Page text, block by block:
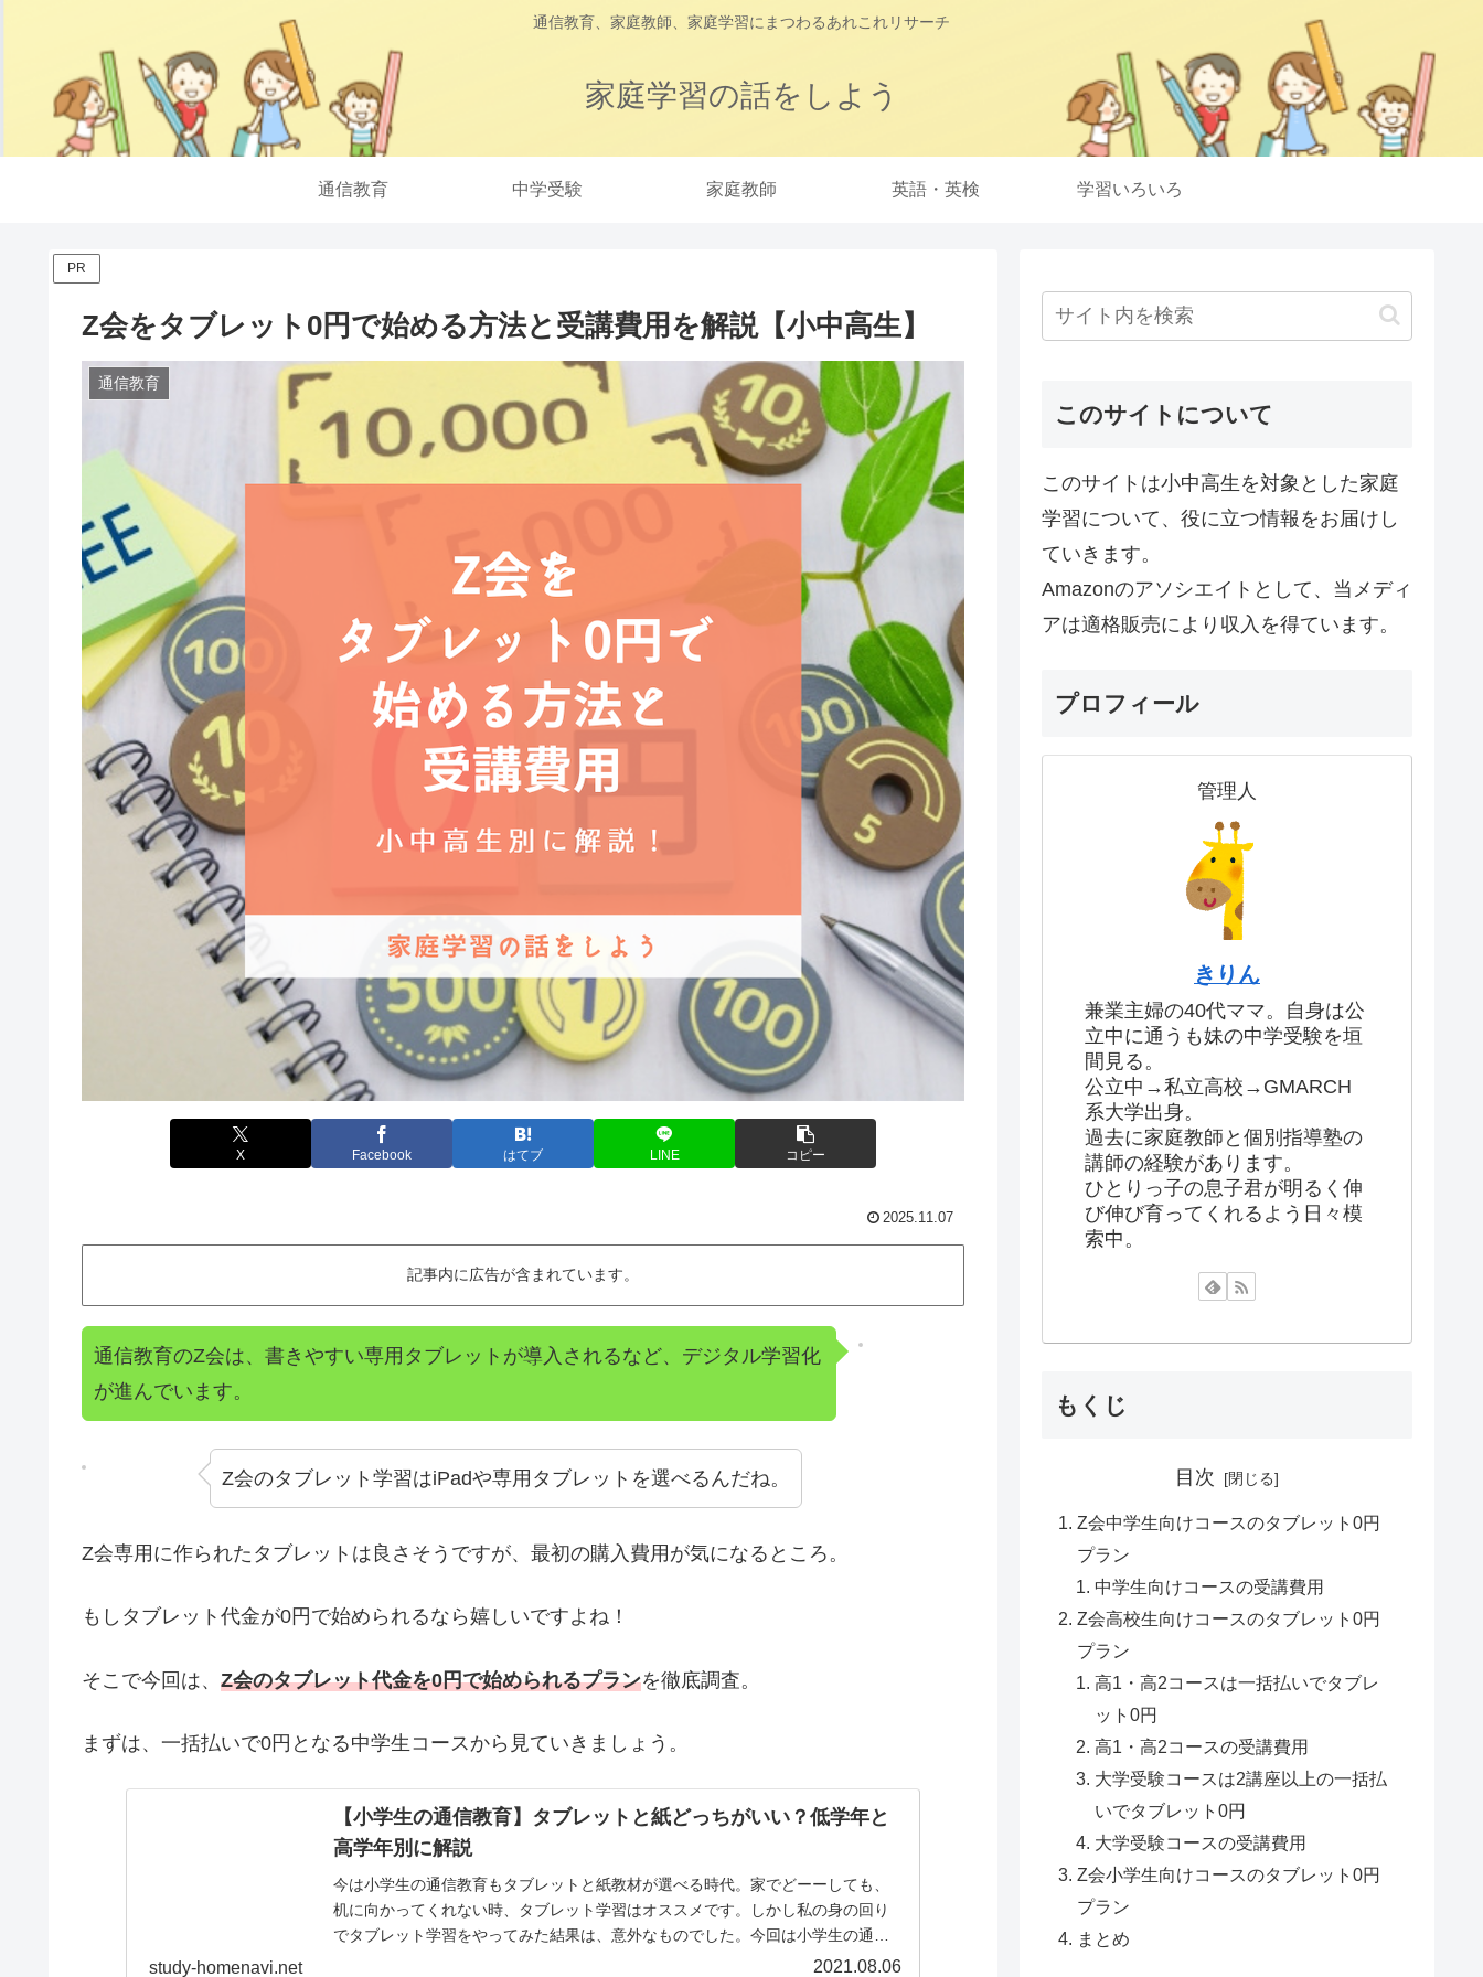
通信教育、家庭教師、家庭学習にまつわるあれこれリサーチ
家庭学習の話をしよう
通信教育 中学受験 家庭教師 英語・英検 学習いろいろ
PR
Z会をタブレット0円で始める方法と受講費用を解説【小中高生】
通信教育
X Facebook はてブ LINE コピー
2025.11.07
記事内に広告が含まれています。
通信教育のZ会は、書きやすい専用タブレットが導入されるなど、デジタル学習化
が進んでいます。
Z会のタブレット学習はiPadや専用タブレットを選べるんだね。
Z会専用に作られたタブレットは良さそうですが、最初の購入費用が気になるところ。
もしタブレット代金が0円で始められるなら嬉しいですよね！
そこで今回は、 Z会のタブレット代金を0円で始められるプランを徹底調査。
まずは、一括払いで0円となる中学生コースから見ていきましょう。
【小学生の通信教育】タブレットと紙どっちがいい？低学年と
高学年別に解説
今は小学生の通信教育もタブレットと紙教材が選べる時代。家でどーーしても、
机に向かってくれない時、タブレット学習はオススメです。しかし私の身の回り
でタブレット学習をやってみた結果は、意外なものでした。今回は小学生の通信
教育はタブレットと紙教材どっちにすべきか？低学年と高学年に分けて解説。
study-homenavi.net 2021.08.06
このサイトについて
このサイトは小中高生を対象とした家庭
学習について、役に立つ情報をお届けし
ていきます。
Amazonのアソシエイトとして、当メディ
アは適格販売により収入を得ています。
プロフィール
管理人
きりん
兼業主婦の40代ママ。自身は公
立中に通うも妹の中学受験を垣
間見る。
公立中→私立高校→GMARCH
系大学出身。
過去に家庭教師と個別指導塾の
講師の経験があります。
ひとりっ子の息子君が明るく伸
び伸び育ってくれるよう日々模
索中。
もくじ
目次
Z会中学生向けコースのタブレット0円
プラン
中学生向けコースの受講費用
Z会高校生向けコースのタブレット0円
プラン
高1・高2コースは一括払いでタブレ
ット0円
高1・高2コースの受講費用
大学受験コースは2講座以上の一括払
いでタブレット0円
大学受験コースの受講費用
Z会小学生向けコースのタブレット0円
プラン
まとめ